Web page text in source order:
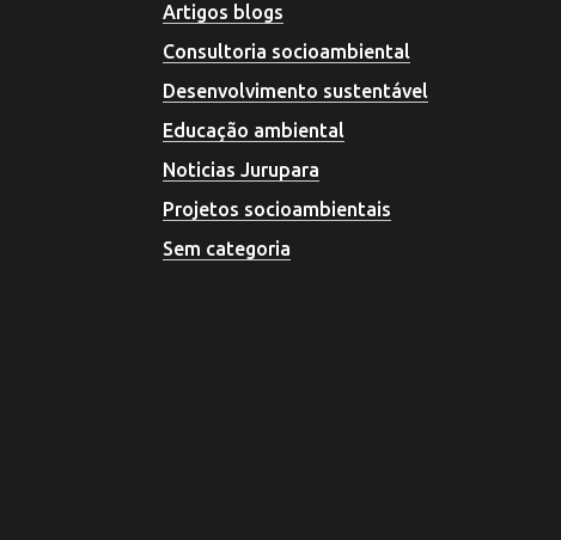
Artigos blogs
Consultoria socioambiental
Desenvolvimento sustentável
Educação ambiental
Noticias Jurupara
Projetos socioambientais
Sem categoria